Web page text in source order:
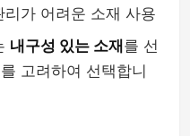
가 어려운 소재 사용
내구성 있는 소재 를 선
고려하여 선택합니